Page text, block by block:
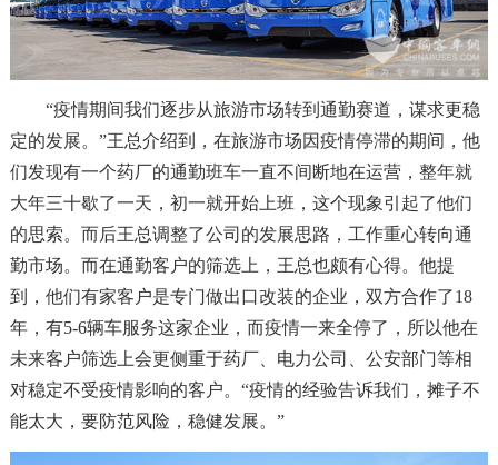
“疫情期间我们逐步从旅游市场转到通勤赛道，谋求更稳
定的发展。”王总介绍到，在旅游市场因疫情停滞的期间，他
们发现有一个药厂的通勤班车一直不间断地在运营，整年就
大年三十歇了一天，初一就开始上班，这个现象引起了他们
的思索。而后王总调整了公司的发展思路，工作重心转向通
勤市场。而在通勤客户的筛选上，王总也颇有心得。他提
到，他们有家客户是专门做出口改装的企业，双方合作了18
年，有5-6辆车服务这家企业，而疫情一来全停了，所以他在
未来客户筛选上会更侧重于药厂、电力公司、公安部门等相
对稳定不受疫情影响的客户。“疫情的经验告诉我们，摊子不
能太大，要防范风险，稳健发展。”